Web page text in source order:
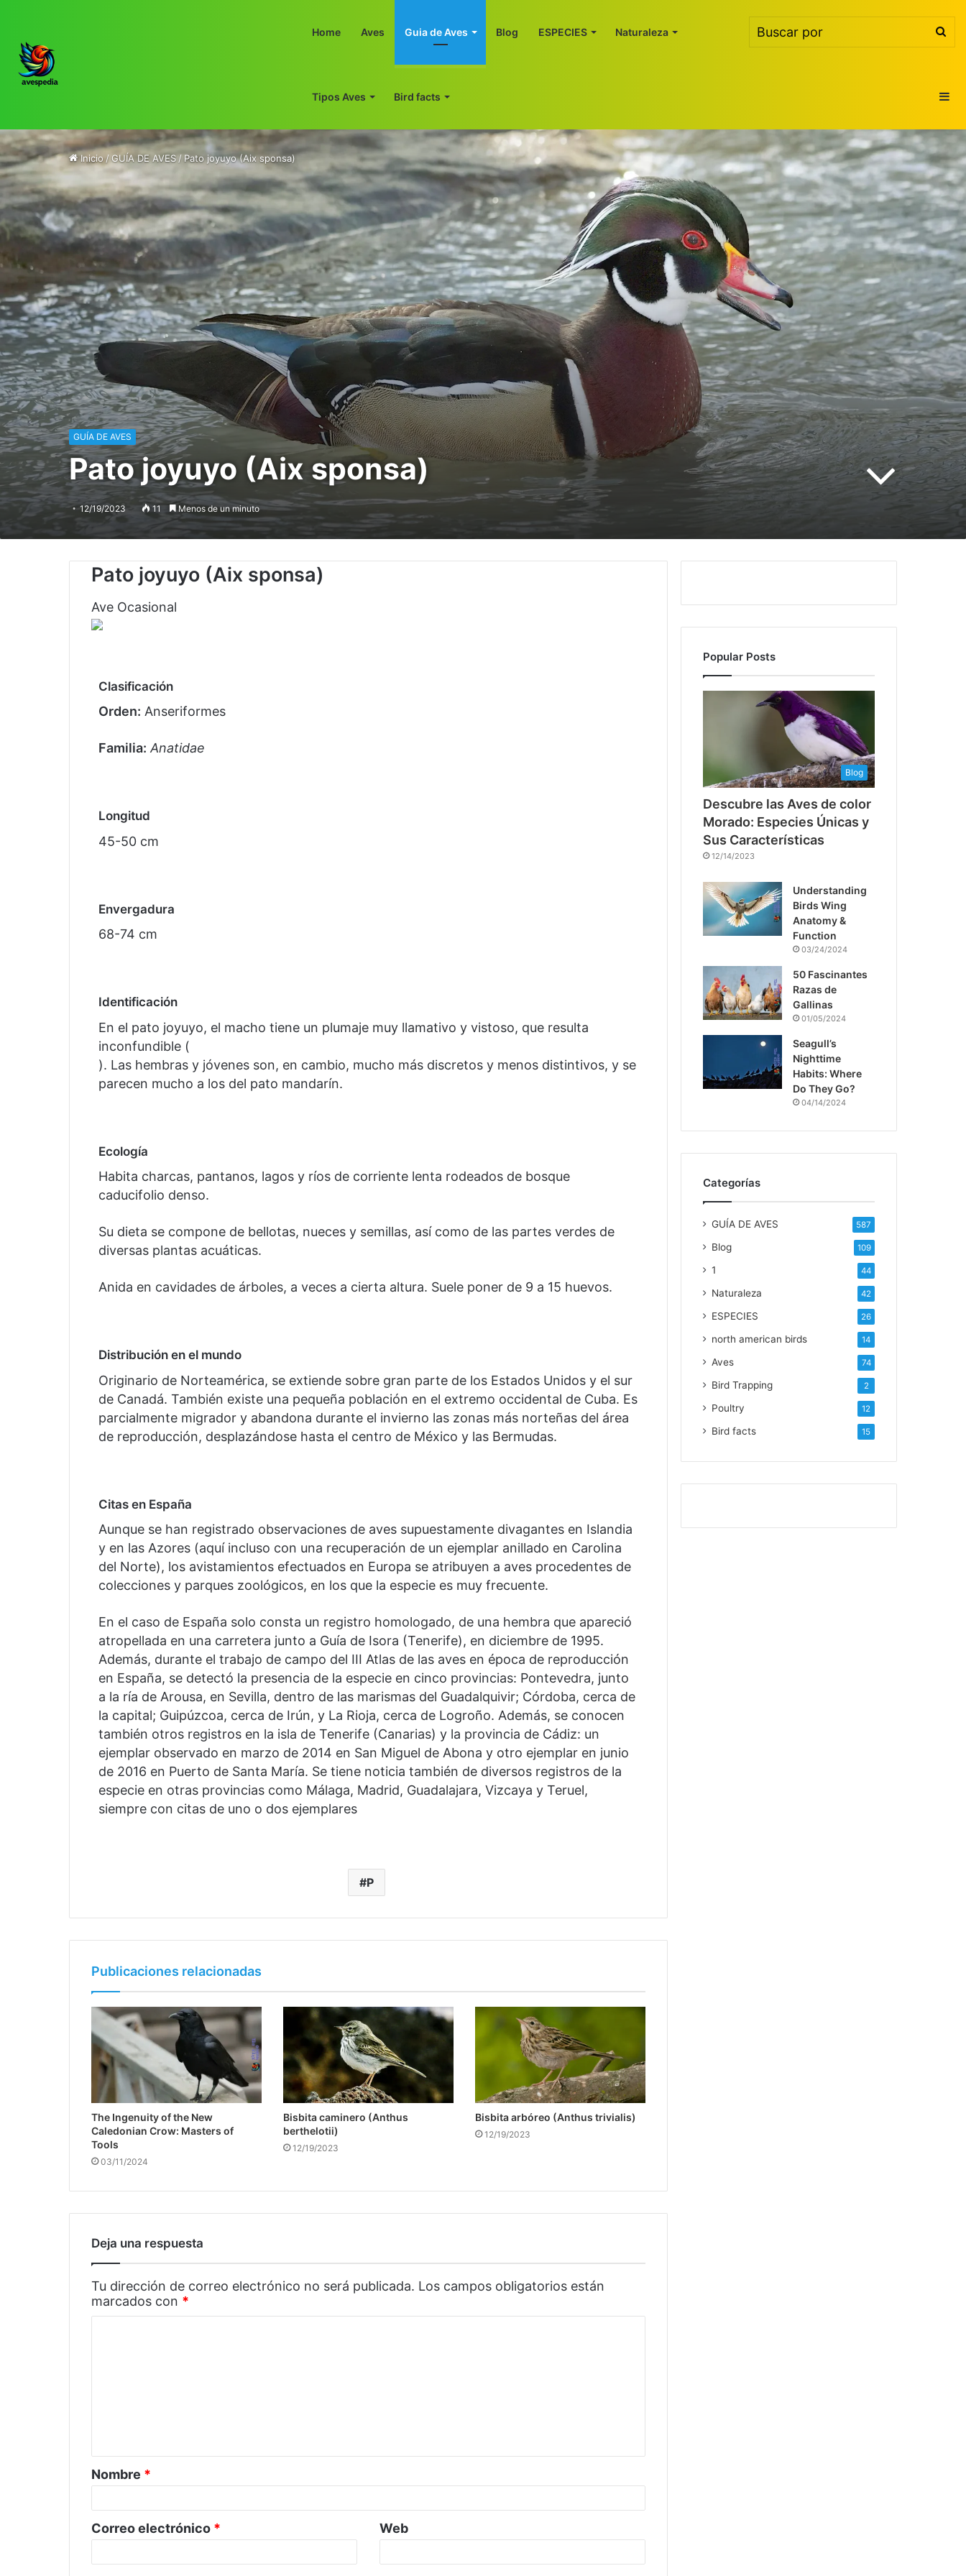
Home Aves Guia de Aves Blog ESPECIES Naturaleza
Tipos Aves Bird facts por
Inicio / GUÍA DE AVES / Pato joyuyo (Aix sponsa)
GUÍA DE AVES
Pato joyuyo (Aix sponsa)
12/19/2023 11 Menos de un minuto
Pato joyuyo(Aix sponsa)
Ave Ocasional
Clasificación
Orden: Anseriformes
Familia: Anatidae
Longitud
45-50 cm
Envergadura
68-74 cm
Identificación
En el pato joyuyo, el macho tiene un plumaje muy llamativo y vistoso, que resulta
inconfundible (
). Las hembras y jóvenes son, en cambio, mucho más discretos y menos distintivos, y se
parecen mucho a los del pato mandarín.
Ecología
Habita charcas, pantanos, lagos y ríos de corriente lenta rodeados de bosque
caducifolio denso.
Su dieta se compone de bellotas, nueces y semillas, así como de las partes verdes de
diversas plantas acuáticas.
Anida en cavidades de árboles, a veces a cierta altura. Suele poner de 9 a 15 huevos.
Distribución en el mundo
Originario de Norteamérica, se extiende sobre gran parte de los Estados Unidos y el sur
de Canadá. También existe una pequeña población en el extremo occidental de Cuba. Es
parcialmente migrador y abandona durante el invierno las zonas más norteñas del área
de reproducción, desplazándose hasta el centro de México y las Bermudas.
Citas en España
Aunque se han registrado observaciones de aves supuestamente divagantes en Islandia
y en las Azores (aquí incluso con una recuperación de un ejemplar anillado en Carolina
del Norte), los avistamientos efectuados en Europa se atribuyen a aves procedentes de
colecciones y parques zoológicos, en los que la especie es muy frecuente.
En el caso de España solo consta un registro homologado, de una hembra que apareció
atropellada en una carretera junto a Guía de Isora (Tenerife), en diciembre de 1995.
Además, durante el trabajo de campo del III Atlas de las aves en época de reproducción
en España, se detectó la presencia de la especie en cinco provincias: Pontevedra, junto
a la ría de Arousa, en Sevilla, dentro de las marismas del Guadalquivir; Córdoba, cerca de
la capital; Guipúzcoa, cerca de Irún, y La Rioja, cerca de Logroño. Además, se conocen
también otros registros en la isla de Tenerife (Canarias) y la provincia de Cádiz: un
ejemplar observado en marzo de 2014 en San Miguel de Abona y otro ejemplar en junio
de 2016 en Puerto de Santa María. Se tiene noticia también de diversos registros de la
especie en otras provincias como Málaga, Madrid, Guadalajara, Vizcaya y Teruel,
siempre con citas de uno o dos ejemplares
P
Publicaciones relacionadas
The Ingenuity of the New
Caledonian Crow: Masters of
Tools
03/11/2024
Bisbita caminero (Anthus
berthelotii)
12/19/2023
Bisbita arbóreo (Anthus trivialis)
12/19/2023
Deja una respuesta
Tu dirección de correo electrónico no será publicada. Los campos obligatorios están
marcados con *
a
r
o
*
Nombre *
Correo electrónico * Web
Popular Posts
Blog
Descubre las Aves de color
Morado: Especies Únicas y
Sus Características
12/14/2023
Understanding
Birds Wing
Anatomy &
Function
03/24/2024
50 Fascinantes
Razas de
Gallinas
01/05/2024
Seagull’s
Nighttime
Habits: Where
Do They Go?
04/14/2024
Categorías
GUÍA DE AVES 587
Blog 109
1 44
Naturaleza 42
ESPECIES 26
north american birds 14
Aves 74
Bird Trapping 2
Poultry 12
Bird facts 15